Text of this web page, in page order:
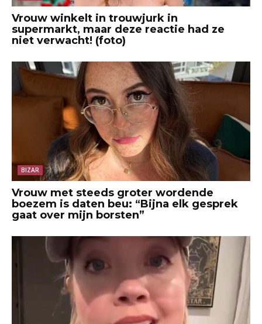
Vrouw winkelt in trouwjurk in
supermarkt, maar deze reactie had ze
niet verwacht! (foto)
BIZAR
Vrouw met steeds groter wordende
boezem is daten beu: “Bijna elk gesprek
gaat over mijn borsten”